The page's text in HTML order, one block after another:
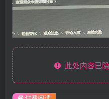
此处内容已